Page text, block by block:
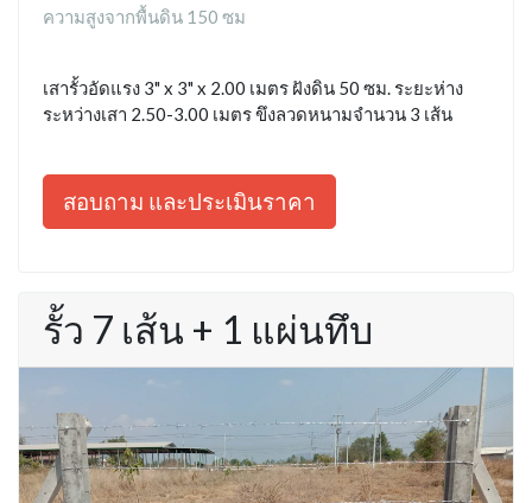
ความสูงจากพื้นดิน 150 ซม
เสารั้วอัดแรง 3" x 3" x 2.00 เมตร ฝังดิน 50 ซม. ระยะห่าง
ระหว่างเสา 2.50-3.00 เมตร ขึงลวดหนามจำนวน 3 เส้น
สอบถาม และประเมินราคา
รั้ว 7 เส้น + 1 แผ่นทึบ